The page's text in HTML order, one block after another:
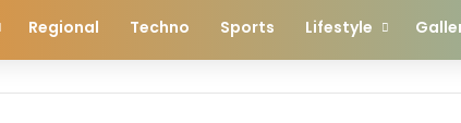
Regional Techno Sports Lifestyle